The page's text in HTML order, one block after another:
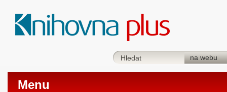
Menu